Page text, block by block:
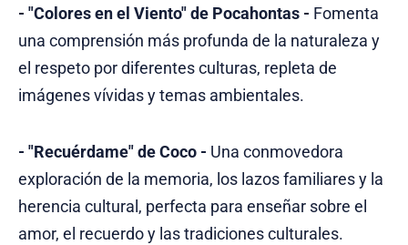
- "Colores en el Viento" de Pocahontas - Fomenta
una comprensión más profunda de la naturaleza y
el respeto por diferentes culturas, repleta de
imágenes vívidas y temas ambientales.
- "Recuérdame" de Coco - Una conmovedora
exploración de la memoria, los lazos familiares y la
herencia cultural, perfecta para enseñar sobre el
amor, el recuerdo y las tradiciones culturales.